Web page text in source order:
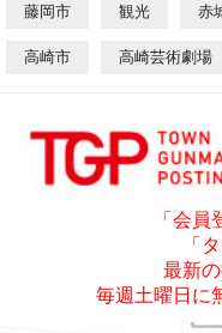
藤岡市 観光 赤
高崎市 高崎芸術劇場
「会
「
最新
毎週土曜日に